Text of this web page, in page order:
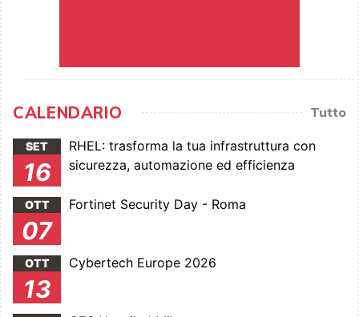
CALENDARIO Tutto
SET
16
RHEL: trasforma la tua infrastruttura con
sicurezza, automazione ed efficienza
OTT
07
Fortinet Security Day - Roma
OTT
13
Cybertech Europe 2026